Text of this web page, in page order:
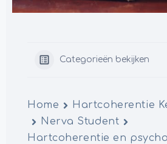
Categorieën bekijken
Home
Hartcoherentie
Nerva Student
Hartcoherentie en